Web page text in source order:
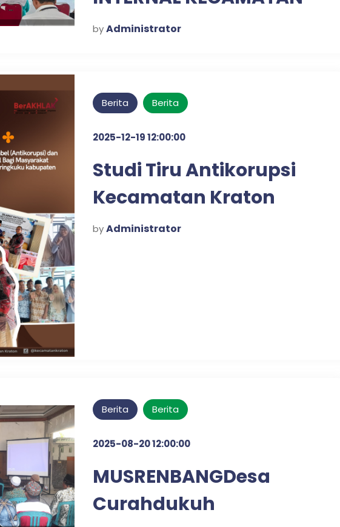
KRATON UNTUK
by Administrator
Berita Berita
2025-12-19 12:00:00
Studi Tiru Antikorupsi
Kecamatan Kraton
dalam Mewujudkan
by Administrator
Berita Berita
2025-08-20 12:00:00
MUSRENBANGDesa
Curahdukuh